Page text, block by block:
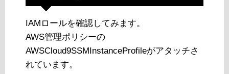
IAMロールを確認してみます。
AWS管理ポリシーの
AWSCloud9SSMInstanceProfileがアタッチさ
れています。